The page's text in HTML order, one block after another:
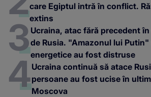
care Egiptul intră în conflict.
extins
Ucraina, atac fără precedent
de Rusia. "Amazonul lui
energetice au fost distruse
Ucraina continuă să atace
persoane au fost ucise în
Moscova